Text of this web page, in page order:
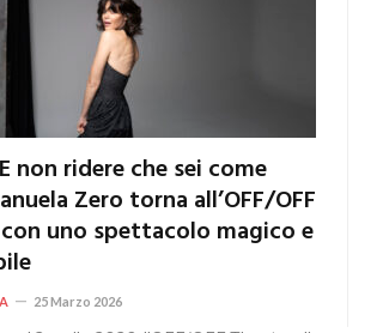
non ridere che sei come
Zero torna all’OFF/OFF
uno spettacolo magico e
25 Marzo 2026